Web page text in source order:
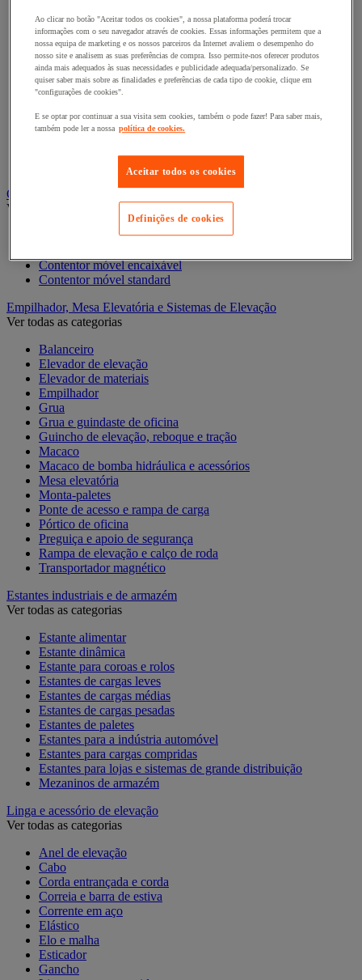
Carro de nível constante
Carro de plataformas
Carro dobrável
Carro eléctrico
Carro em fio de aço
Carro para caixas
Carros com espaldar fixo e taipal
Carros de preparação de encomendas
Serviço e Manipulação
Contentor móvel gradeado
Ver todas as categorias
Acessórios para contentor móvel
Contentor móvel encaixável
Contentor móvel standard
Empilhador, Mesa Elevatória e Sistemas de Elevação
Ver todas as categorias
Balanceiro
Elevador de elevação
Elevador de materiais
Empilhador
Grua
Grua e guindaste de oficina
Guincho de elevação, reboque e tração
Macaco
Macaco de bomba hidráulica e acessórios
Mesa elevatória
Monta-paletes
Ponte de acesso e rampa de carga
Pórtico de oficina
Preguiça e apoio de segurança
Rampa de elevação e calço de roda
Transportador magnético
Estantes industriais e de armazém
Ver todas as categorias
Estante alimentar
Estante dinâmica
Estante para coroas e rolos
Estantes de cargas leves
Estantes de cargas médias
Estantes de cargas pesadas
Estantes de paletes
Estantes para a indústria automóvel
Estantes para cargas compridas
Estantes para lojas e sistemas de grande distribuição
Mezaninos de armazém
Linga e acessório de elevação
Ver todas as categorias
Anel de elevação
Cabo
Corda entrançada e corda
Correia e barra de estiva
Corrente em aço
Elástico
Elo e malha
Esticador
Gancho
Ao clicar no botão "Aceitar todos os cookies", a nossa plataforma poderá trocar
informações com o seu navegador através de cookies. Essas informações permitem que a
nossa equipa de marketing e os nossos parceiros da Internet avaliem o desempenho do
nosso site e analisem as suas preferências de compra. Isso permite-nos oferecer produtos
ainda mais adequados às suas necessidades e publicidade adequada/personalizado. Se
quiser saber mais sobre as finalidades e preferências de cada tipo de cookie, clique em
"configurações de cookies".
E se optar por continuar a sua visita sem cookies, também o pode fazer! Para saber mais,
também pode ler a nossa política de cookies.
Aceitar todos os cookies
Definições de cookies